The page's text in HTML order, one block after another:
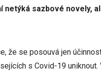
netýká sazbové novely,
že se posouvá jen
s Covid-19